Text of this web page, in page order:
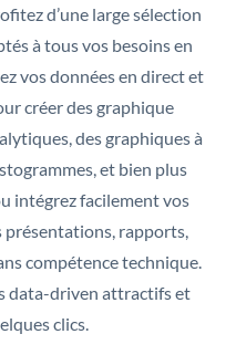
d’une large sélection
à tous vos besoins en
vos données en direct et
créer des graphique
des graphiques à
et bien plus
intégrez facilement vos
présentations, rapports,
compétence technique.
data-driven attractifs et
clics.